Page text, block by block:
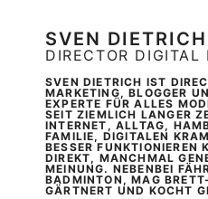
SVEN DIETRICH
DIRECTOR DIGITAL
SVEN DIETRICH IST
MARKETING, BLOGGER
EXPERTE FÜR ALLES
SEIT ZIEMLICH LANGER
INTERNET, ALLTAG,
FAMILIE, DIGITALEN
BESSER FUNKTIONIEREN
DIREKT, MANCHMAL
MEINUNG. NEBENBEI
BADMINTON, MAG
GÄRTNERT UND KOCHT